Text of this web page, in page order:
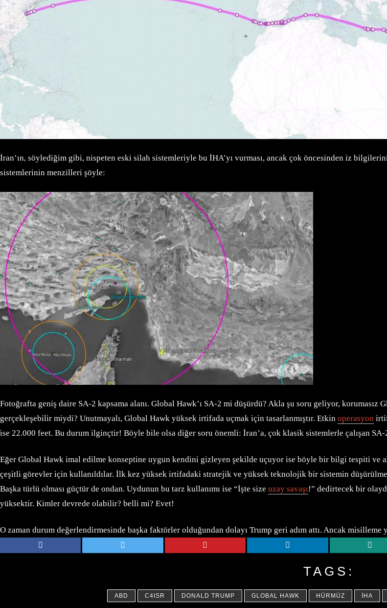
İran’ın, söylediğim gibi, nispeten eski silah sistemleriyle bu İHA’yı vurması, ancak çok öncesinden iz
sistemlerinin menzilleri şöyle:
Fotoğrafta geniş daire SA-2 kapsama alanı. Global Hawk’ı SA-2 mi düşürdü? Akla şu soru geliyor,
gerçekleşebilir miydi? Unutmayalı, Global Hawk yüksek irtifada uçmak için tasarlanmıştır. Etkin operasyon
ise 22.000 feet. Bu durum ilginçtir! Böyle bile olsa diğer soru önemli: İran’a, çok klasik sistemlerle çalışan
Eğer Global Hawk imal edilme konseptine uygun kendini gizleyen şekilde uçuyor ise böyle bir bilgi tespiti ve
çeşitli görevler için kullanıldılar. İlk kez yüksek irtifadaki stratejik ve yüksek teknolojik bir sistemin
Başka türlü olması güçtür de ondan. Uydunun bu tarz kullanımı ise “İşte size uzay savaşı !” dedirtecek bir
yüksektir. Kimler devrede olabilir? belli mi? Evet!
O zaman durum değerlendirmesinde başka faktörler olduğundan dolayı Trump geri adım attı. Ancak misilleme
TAGS:
ABD C4ISR DONALD TRUMP GLOBAL HAWK HÜRMÜZ İHA